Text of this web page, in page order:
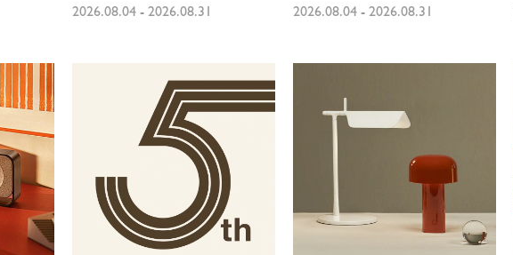
2026.08.04-2026.08.31 2026.08.04-2026.08.31